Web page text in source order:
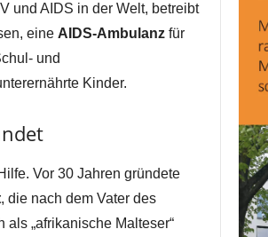
und AIDS in der Welt, betreibt
eine AIDS-Ambulanzfür
und
Kinder.
Vor 30 Jahren gründete
, die nach dem Vater des
„afrikanische Malteser“